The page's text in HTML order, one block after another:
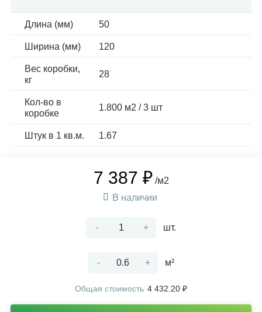
Длина (мм) 50
Ширина (мм) 120
Вес коробки,
кг
28
Кол-во в
коробке
1.800 м2 / 3 шт
Штук в 1 кв.м. 1.67
7 387 ₽ /м2
В наличии
- + шт.
- + м²
Общая стоимость 4 432.20 ₽